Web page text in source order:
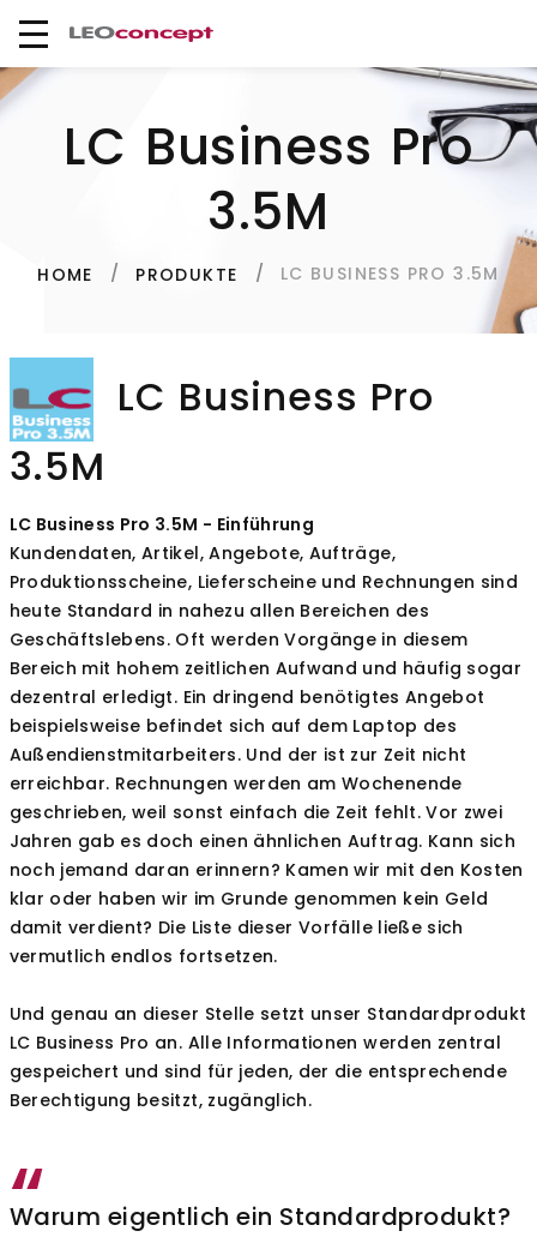
LC Business Pro
3.5M
HOME PRODUKTE LC BUSINESS PRO 3.5M
LC Business Pro
3.5M
LC Business Pro 3.5M - Einführung
Kundendaten, Artikel, Angebote, Aufträge,
Produktionsscheine, Lieferscheine und Rechnungen sind
heute Standard in nahezu allen Bereichen des
Geschäftslebens. Oft werden Vorgänge in diesem
Bereich mit hohem zeitlichen Aufwand und häufig sogar
dezentral erledigt. Ein dringend benötigtes Angebot
beispielsweise befindet sich auf dem Laptop des
Außendienstmitarbeiters. Und der ist zur Zeit nicht
erreichbar. Rechnungen werden am Wochenende
geschrieben, weil sonst einfach die Zeit fehlt. Vor zwei
Jahren gab es doch einen ähnlichen Auftrag. Kann sich
noch jemand daran erinnern? Kamen wir mit den Kosten
klar oder haben wir im Grunde genommen kein Geld
damit verdient? Die Liste dieser Vorfälle ließe sich
vermutlich endlos fortsetzen.
Und genau an dieser Stelle setzt unser Standardprodukt
LC Business Pro an. Alle Informationen werden zentral
gespeichert und sind für jeden, der die entsprechende
Berechtigung besitzt, zugänglich.
Warum eigentlich ein Standardprodukt?